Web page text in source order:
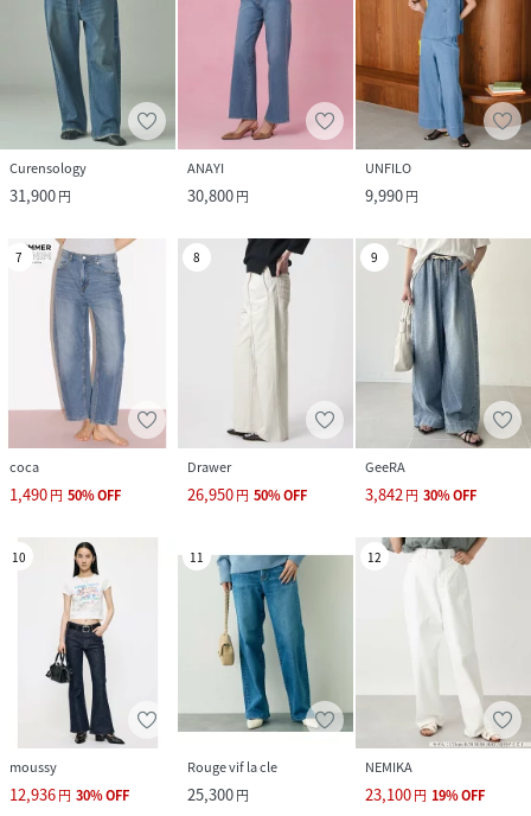
Curensology
31,900円
ANAYI
30,800円
UNFILO
9,990円
7
coca
1,490円 50%OFF
8
Drawer
26,950円 50%OFF
9
GeeRA
3,842円 30%OFF
10
moussy
12,936円 30%OFF
11
Rouge vif la cle
25,300円
12
NEMIKA
23,100円 19%OFF